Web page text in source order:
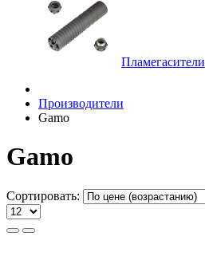
Пламегасители
Производители
Gamo
Gamo
Сортировать: